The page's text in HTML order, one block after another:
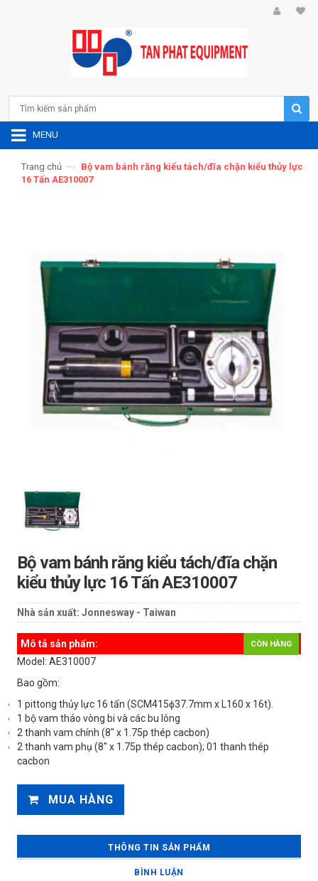
MENU
Trang chủ —›
Bộ vam bánh răng kiểu tách/đĩa chặn kiểu thủy lực
16 Tấn AE310007
Bộ vam bánh răng kiểu tách/đĩa chặn
kiểu thủy lực 16 Tấn AE310007
Nhà sản xuất: Jonnesway - Taiwan
CÒN HÀNG
Mô tả sản phẩm:
Model: AE310007
Bao gồm:
1 pittong thủy lực 16 tấn (SCM415ϕ37.7mm x L160 x 16t).
1 bộ vam tháo vòng bi và các bu lông
2 thanh vam chính (8" x 1.75p thép cacbon)
2 thanh vam phụ (8" x 1.75p thép cacbon); 01 thanh thép
cacbon
MUA HÀNG
THÔNG TIN SẢN PHẨM
BÌNH LUẬN